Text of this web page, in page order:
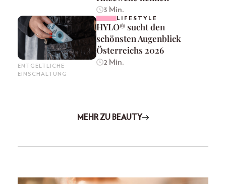
3 Min.
ENTGELTLICHE
EINSCHALTUNG
LIFESTYLE
HYLO® sucht den
schönsten Augenblick
Österreichs 2026
2 Min.
MEHR ZU BEAUTY